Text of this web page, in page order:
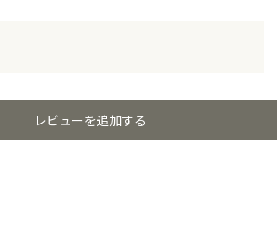
レビューを追加する